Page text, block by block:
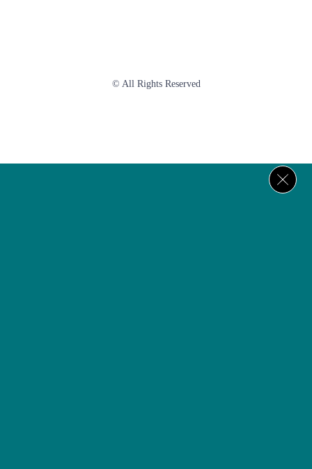
© All Rights Reserved